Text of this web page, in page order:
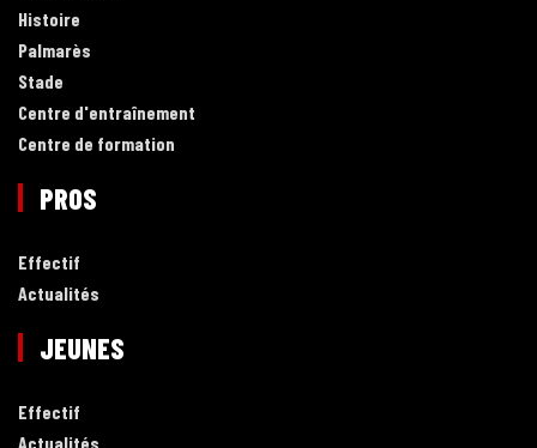
Histoire
Palmarès
Stade
Centre d'entraînement
Centre de formation
PROS
Effectif
Actualités
JEUNES
Effectif
Actualités